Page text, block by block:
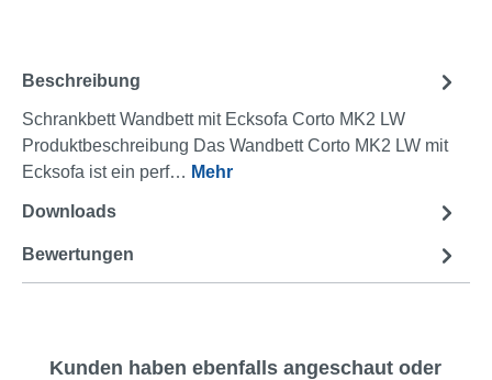
Beschreibung
Schrankbett Wandbett mit Ecksofa Corto MK2 LW
Produktbeschreibung Das Wandbett Corto MK2 LW mit
Ecksofa ist ein perf… Mehr
Downloads
Bewertungen
Produktgalerie überspringen
Kunden haben ebenfalls angeschaut oder